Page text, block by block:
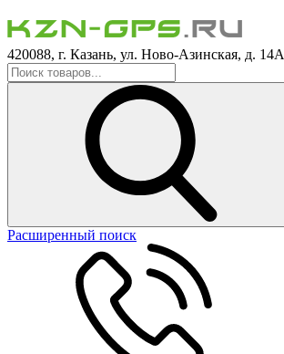
420088, г. Казань, ул. Ново-Азинская, д. 14А
Расширенный поиск